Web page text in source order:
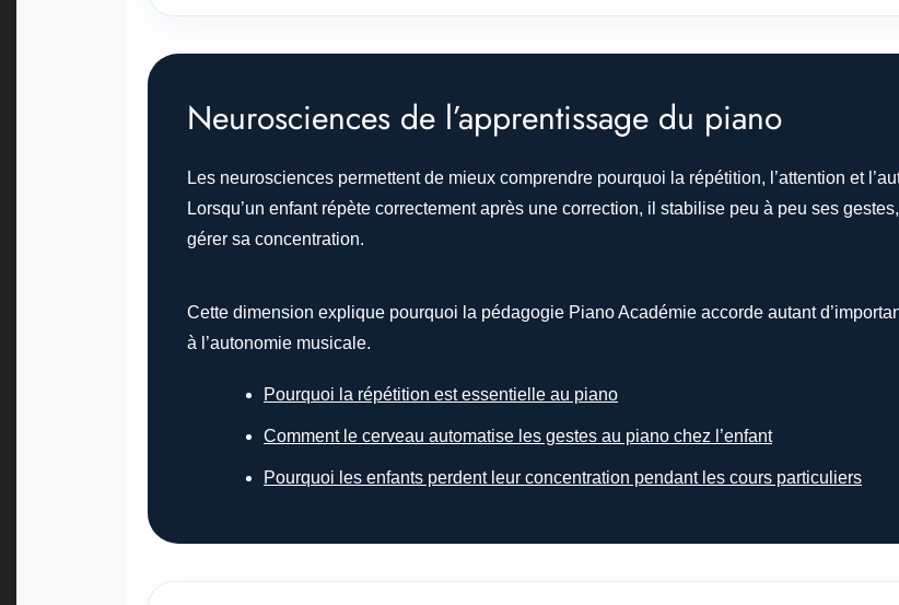
Neurosciences de l’apprentissage du piano
Les neurosciences permettent de mieux comprendre pourquoi la répétition, l’attention et
Lorsqu’un enfant répète correctement après une correction, il stabilise peu à peu ses
gérer sa concentration.
Cette dimension explique pourquoi la pédagogie Piano Académie accorde autant
à l’autonomie musicale.
Pourquoi la répétition est essentielle au piano
Comment le cerveau automatise les gestes au piano chez l’enfant
Pourquoi les enfants perdent leur concentration pendant les cours particuliers